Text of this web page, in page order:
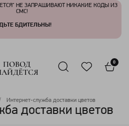
НЕ ЗАПРАШИВАЮТ НИКАКИЕ КОДЫ ИЗ
СМС!
БДИТЕЛЬНЫ!
ПОВОД
0
Интернет-служба доставки цветов
доставки цветов